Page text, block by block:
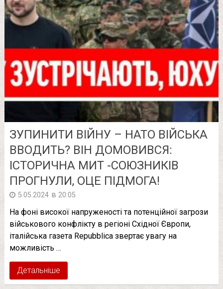
ЗУПИНИТИ ВІЙНУ – НАТО ВІЙСЬКА
ВВОДИТЬ? ВІН ДОМОВИВСЯ:
ІСТОРИЧНА МИТ -СОЮЗНИКІВ
ПРОГНУЛИ, ОЦЕ ПІДМОГА!
5.05.2024 в 20:05
На фоні високої напруженості та потенційної загрози
військового конфлікту в регіоні Східної Європи,
італійська газета Repubblica звертає увагу на
можливість …
Детальніше